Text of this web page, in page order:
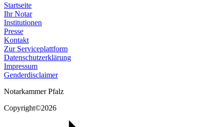
Startseite
Ihr Notar
Institutionen
Presse
Kontakt
Zur Serviceplattform
Datenschutzerklärung
Impressum
Genderdisclaimer
Notarkammer Pfalz
Copyright©2026